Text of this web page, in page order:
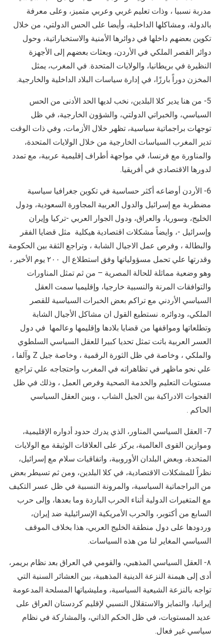
مدربة نسبيا ، وذات تعليم غربي وعربي متميز، وعلى معرفة
بالدولة، ومشاكلها الداخلية، وأيضا على الحس الدولتي، من خلال
تكوين بعضهم داخلها في دوائرها الأمنية والاستخباراتية، وحول
دوائر القصر الملكي في الأردن، وبعثات بعضهم إلى الأجهزة
النظيرة في بريطانيا، والولايات المتحدة. في المغرب، يمثل
المخزن دوراً بارزًا، في إدارة سياسات البلاد الداخلية والخارجية.
5- من هنا يدير كلا البلدين، نخب لديها الحد الأدنى من الحس
السياسي، والخبراتي الدولتي، والشؤون الخارجية، في ظل
توجهات براجماتية سياسية، تظهر خلال الأزمات، وفي ذات الوقت
تدير المغرب السياسات الخارجية من خلال الولايات المتحدة،
والمناورة مع فرنسا، في مواجهة أطراف إقليمية عربية، مع تمدد
لدورها الاقتصادي في أفريقيا.
6- الأردن أوضاعه أكثر حساسية في تكوين جغرافيا سياسية
مضطربة مع إسرائيل والدول العربية المجاورة السعودية، ودول
الخليج، وسوريا، والعراق، ودول الجوار العربي -تركيا وإيران
وإسرائيل -، وايضاً مشكلات اقتصادية هيكلية مثل قضايا الفقر
والبطالة ، وفرص عمل الاجيال الشابة ، وتراجع الثقة بين الحكومة
وقدرتها علي تحمل مسؤولياتها وفق استطلاع ال ٢٠٠ يوم الأخير ،
وهو وضعية مماثلة للحالة المصرية – من ثم تمثل المناورات
والتوافقات المرنة والنسبية خارجيا، وإقليميا سمت العقل
السياسي الأردني مع تراكم بعض الخبرات السياسية للقصر
الملكي، ودوائره. نستطيع القول ان مشاكل الأجيال الشابة
وتطلعاتها ومواقفها من قضايا بلادها وإقليمها وعالمها في دول
العسر العربية باتت تمثل تحديا كبيرا للعقل السياسي السلطوي
والملكي ، وخاصة في ظل الثورة الرقمية ، وخاصة جيل Z وآلفا ،
علي نحو ماظهر في تظاهراته في المغرب واحتجاجه علي تراجع
مستويات التعليم والخدمة الصحية وفرص العمل ، وذلك في ظل
الفجوات الادراكية بين الجيل الشاب ، وبين العقل السياسي
الحاكم .
7- العقل السياسي المناور، الذي يدرك حدود أدواره الإقليمية،
وموازين القوى العالمية، يركز على العلاقات الوثيقة مع الولايات
المتحدة، وبعض البلدان الأوروبية، واتفاقيات سلام مع إسرائيل،
نظراً للمشكلات الاقتصادية، في كلا البلدين، ومن ثم تسيطر بعض
من البراجماتية السياسية، والمرونة النسبية في ظل عسر التكيف
مع المتغيرات الدولية أثناء الحرب الباردة وما بعدها، وإلى حرب
السابع من أكتوبر، والحرب الأمريكية الإسرائيلية ضد إيران،
وردودها على دول منطقة الخليج العربي، هذا بخلاف الموقف
السياسي المغاير لنا من هذه السياسات.
٨- العقل السياسي المذهبي، والقومي في العراق بعد نظام بريمر،
أدى إلى هيمنة النزعة الدينية المذهبية، بين العشائر السنية التي
تواجه بالنزعة الشيعية السياسية، ومليشياتها المسلحة المدعومة
إيرانيا، والتمايز والاستقلال النسبي لإقليم كردستان العراق على
عديد المستويات، في ظل الحكم الذاتي، والمشاركة في نظام
سياسي غير فعال.